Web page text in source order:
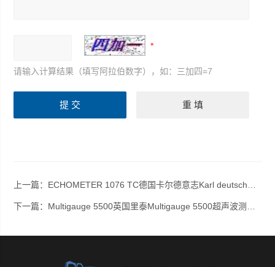
请输入计算结果（填写阿拉伯数字），如：三加四=7
上一篇： ECHOMETER 1076 TC德国卡尔德意志Karl deutsch超声波测厚仪ECHOMETER 1076 TC
下一篇： Multigauge 5500英国里泰Multigauge 5500超声波测厚仪（穿过20mm厚防腐层）